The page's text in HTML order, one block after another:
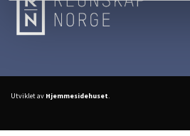
Utviklet av Hjemmesidehuset.